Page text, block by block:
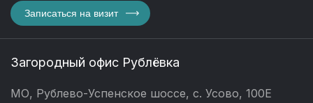
Записаться на визит
Загородный офис Рублёвка
МО, Рублево-Успенское шоссе, с. Усово, 100Е